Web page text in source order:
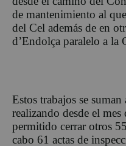
de mantenimiento al
del Cel además de en
d’Endolça paralelo a la
Estos trabajos se
realizando desde el
permitido cerrar otros
cabo 61 actas de